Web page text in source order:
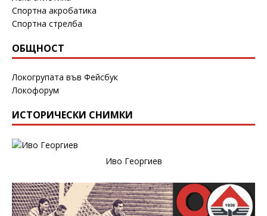
Спортна акробатика
Спортна стрелба
ОБЩНОСТ
Локогрупата във Фейсбук
Локофорум
ИСТОРИЧЕСКИ СНИМКИ
Иво Георгиев